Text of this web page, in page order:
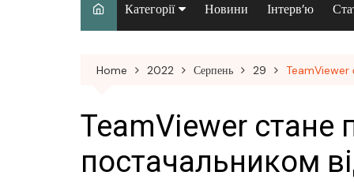
Категорії
Аудіо & відео
Безпека
датацентри
Новини Інтерв’ю
Home 2022 Серпень 29 TeamViewer
TeamViewer
постачальником